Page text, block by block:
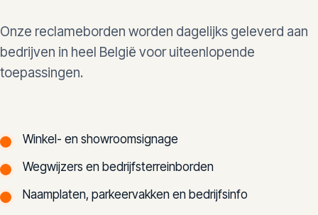
Onze reclameborden worden dagelijks geleverd aan
bedrijven in heel België voor uiteenlopende
toepassingen.
Winkel- en showroomsignage
Wegwijzers en bedrijfsterreinborden
Naamplaten, parkeervakken en bedrijfsinfo